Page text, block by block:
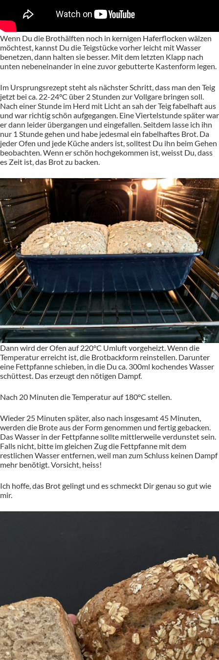
Wenn Du die Brothälften noch in kernigen Haferflocken wälzen
möchtest, kannst Du die Teigstücke vorher leicht mit Wasser
benetzen, dann halten sie besser. Mit dem letzten Klapp nach
unten nebeneinander in eine zuvor gebutterte Kastenform legen.
Im Ursprungsrezept steht als nächster Schritt, dass man den Teig
jetzt bei ca. 22-24°C über 2 Stunden zur Vollgare bringen soll.
Nach einer Stunde im Herd mit Licht an sah der Teig fabelhaft aus
und war richtig schön aufgegangen. Eine Viertelstunde später war
er dann leider übergangen und eingefallen. Seitdem lasse ich ihn
nur 1 Stunde gehen und habe jedesmal ein fabelhaftes Brot. Da
jeder Ofen und jede Küche anders ist, solltest Du ihn beim Gehen
beobachten. Wenn er schön hochgekommen ist, weisst Du, dass
es Zeit ist, das Brot zu backen.
Dann wird der Ofen auf 220°C Umluft vorgeheizt. Wenn die
Temperatur erreicht ist, die Brotbackform reinstellen. Darunter
eine Fettpfanne schieben, in die Du ca. 300ml kochendes Wasser
schüttest. Das erzeugt den nötigen Dampf.
Nach 20 Minuten die Temperatur auf 180°C stellen.
Wieder 25 Minuten später, also nach insgesamt 45 Minuten,
werden die Brote aus der Form genommen und fertig gebacken.
Das Wasser in der Fettpfanne sollte mittlerweile verdunstet sein.
Falls nicht, bitte im gleichen Zug die Fettpfanne mit dem
restlichen Wasser entfernen, weil man zum Schluss keinen Dampf
mehr benötigt. Vorsicht, heiss!
Ich hoffe, das Brot gelingt und es schmeckt Dir genau so gut wie
mir.